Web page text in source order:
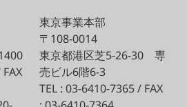
東京事業本部
〒108-0014
東京都港区芝5-26-30 専
売ビル6階6-3
TEL : 03-6410-7365 / FAX